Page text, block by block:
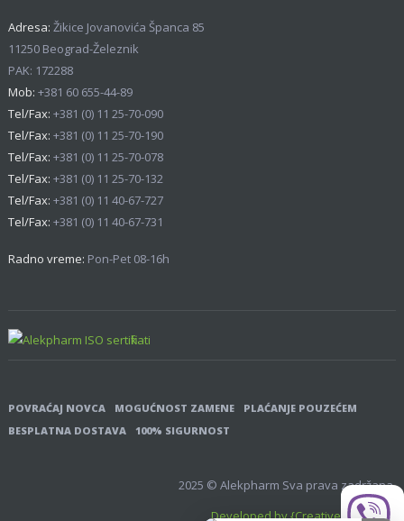
Adresa: Žikice Jovanovića Španca 85
11250 Beograd-Železnik
PAK: 172288
Mob: +381 60 655-44-89
Tel/Fax: +381 (0) 11 25-70-090
Tel/Fax: +381 (0) 11 25-70-190
Tel/Fax: +381 (0) 11 25-70-078
Tel/Fax: +381 (0) 11 25-70-132
Tel/Fax: +381 (0) 11 40-67-727
Tel/Fax: +381 (0) 11 40-67-731
Radno vreme: Pon-Pet 08-16h
POVRAĆAJ NOVCA MOGUĆNOST ZAMENE
PLAĆANJE POUZEĆEM
BESPLATNA DOSTAVA
100% SIGURNOST
2025 © Alekpharm Sva prava zadržana.
Developed by {Creative Brackets}